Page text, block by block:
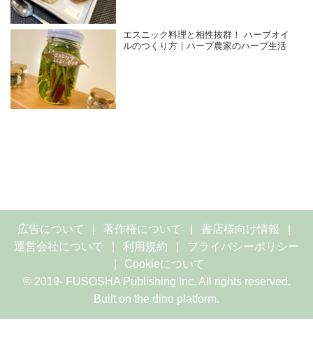
エスニック料理と相性抜群！ ハーブオイ
ルのつくり方｜ハーブ農家のハーブ生活
広告について 著作権について
書店様向け情報
運営会社について
利用規約
プライバシーポリシー
Cookieについて
© 2019- FUSOSHA Publishing Inc. All rights reserved.
Built on the dino platform.